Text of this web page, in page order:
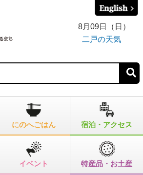
8月09日（日）
二戸の天気
にのへごはん 宿泊・アクセス
イベント 特産品・お土産